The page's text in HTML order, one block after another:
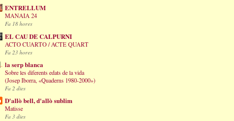
ENTRELLUM
MANAIA 24
Fa 18 hores
EL CAU DE CALPURNI
ACTO CUARTO / ACTE QUART
Fa 23 hores
la serp blanca
Sobre les diferents edats de la vida
(Josep Iborra, «Quaderns 1980-2000»)
Fa 2 dies
D'allò bell, d'allò sublim
Matisse
Fa 3 dies